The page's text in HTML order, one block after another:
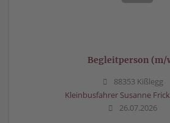
Begleitperson (m/
88353 Kißlegg
Kleinbusfahrer Susanne
26.07.2026